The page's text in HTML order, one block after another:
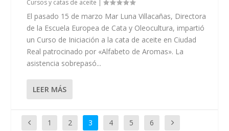
Cursos y catas de aceite |
El pasado 15 de marzo Mar Luna Villacañas, Directora
de la Escuela Europea de Cata y Oleocultura, impartió
un Curso de Iniciación a la cata de aceite en Ciudad
Real patrocinado por «Alfabeto de Aromas». La
asistencia sobrepasó...
LEER MÁS
1 2 3 4 5 6